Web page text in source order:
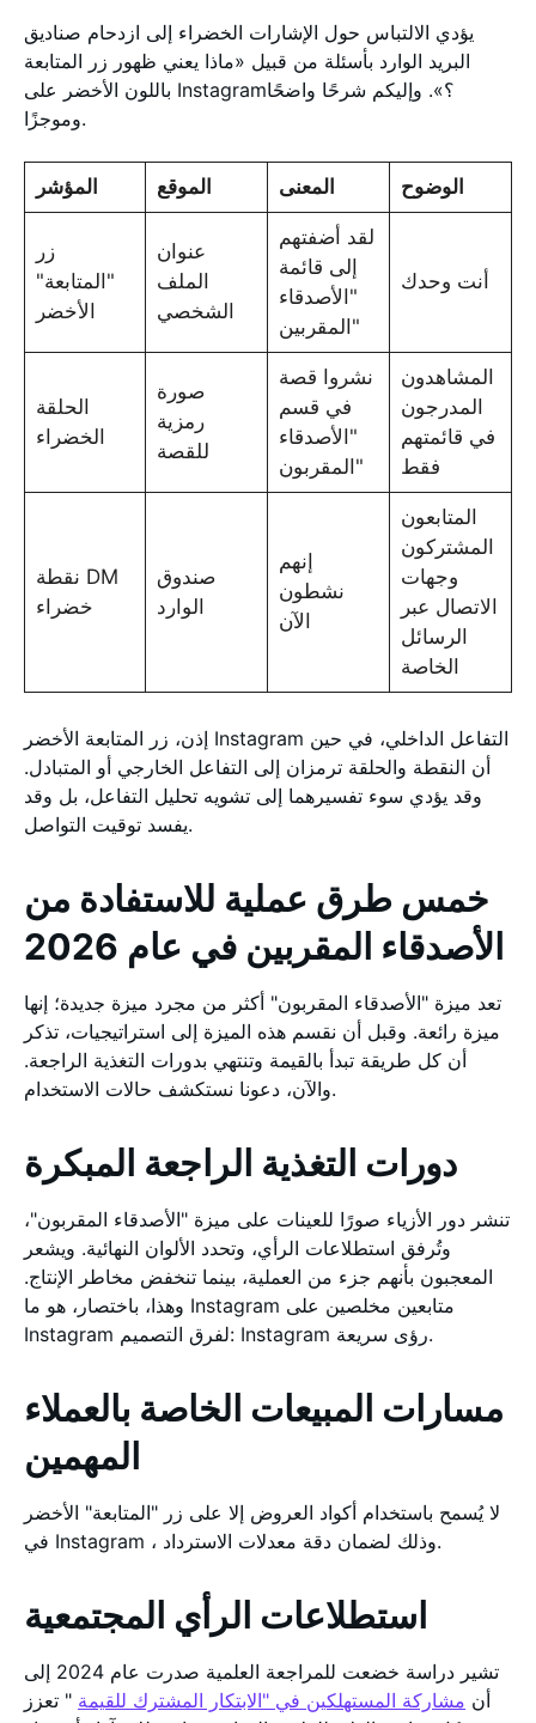
يؤدي الالتباس حول الإشارات الخضراء إلى ازدحام صناديق
البريد الوارد بأسئلة من قبيل «ماذا يعني ظهور زر المتابعة
باللون الأخضر على Instagram؟». وإليكم شرحًا واضحًا
وموجزًا.
المؤشر الموقع المعنى الوضوح
زر
"المتابعة"
الأخضر
عنوان
الملف
الشخصي
لقد أضفتهم
إلى قائمة
"الأصدقاء
المقربين"
أنت وحدك
الحلقة
الخضراء
صورة
رمزية
للقصة
نشروا قصة
في قسم
"الأصدقاء
المقربون"
المشاهدون
المدرجون
في قائمتهم
فقط
نقطة DM
خضراء
صندوق
الوارد
إنهم
نشطون
الآن
المتابعون
المشتركون
وجهات
الاتصال عبر
الرسائل
الخاصة
إذن، زر المتابعة الأخضر Instagram التفاعل الداخلي، في حين
أن النقطة والحلقة ترمزان إلى التفاعل الخارجي أو المتبادل.
وقد يؤدي سوء تفسيرهما إلى تشويه تحليل التفاعل، بل وقد
يفسد توقيت التواصل.
خمس طرق عملية للاستفادة من
الأصدقاء المقربين في عام 2026
تعد ميزة "الأصدقاء المقربون" أكثر من مجرد ميزة جديدة؛ إنها
ميزة رائعة. وقبل أن نقسم هذه الميزة إلى استراتيجيات، تذكر
أن كل طريقة تبدأ بالقيمة وتنتهي بدورات التغذية الراجعة.
والآن، دعونا نستكشف حالات الاستخدام.
دورات التغذية الراجعة المبكرة
تنشر دور الأزياء صورًا للعينات على ميزة "الأصدقاء المقربون"،
وتُرفق استطلاعات الرأي، وتحدد الألوان النهائية. ويشعر
المعجبون بأنهم جزء من العملية، بينما تنخفض مخاطر الإنتاج.
وهذا، باختصار، هو ما Instagram متابعين مخلصين على
Instagram لفرق التصميم: Instagram رؤى سريعة.
مسارات المبيعات الخاصة بالعملاء
المهمين
لا يُسمح باستخدام أكواد العروض إلا على زر "المتابعة" الأخضر
في Instagram ، وذلك لضمان دقة معدلات الاسترداد.
استطلاعات الرأي المجتمعية
تشير دراسة خضعت للمراجعة العلمية صدرت عام 2024 إلى
أن مشاركة المستهلكين في "الابتكار المشترك للقيمة " تعزز